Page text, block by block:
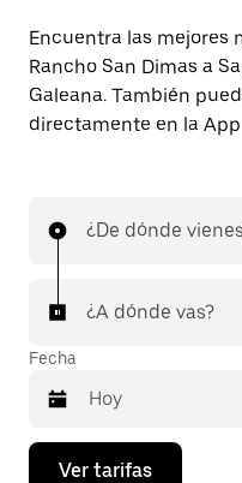
Encuentra las mejores
Rancho San Dimas a
Galeana. También
directamente en la
¿De dónde
¿A dónde vas?
Fecha
Presiona
Ver tarifas